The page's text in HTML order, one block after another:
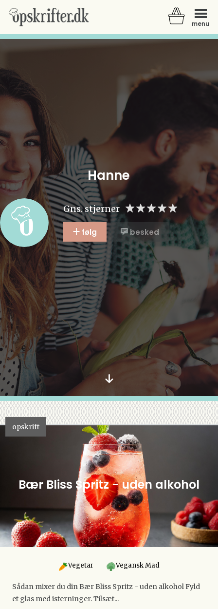
menu
Hanne
Gns. stjerner
følg besked
opskrift
Bær Bliss Spritz - uden alkohol
Vegetar Vegansk Mad
Sådan mixer du din Bær Bliss Spritz - uden alkohol Fyld
et glas med isterninger. Tilsæt...